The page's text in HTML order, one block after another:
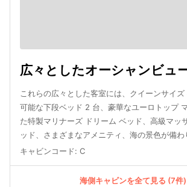
広々としたオーシャンビュ
これらの広々とした客室には、クイーンサイ
可能な下段ベッド 2 台、豪華なユーロトップ
た特製マリナーズ ドリーム ベッド、高級マッ
ッド、さまざまなアメニティ、海の景色が備わ
キャビンコード: C
海側キャビンを全て見る (7件)